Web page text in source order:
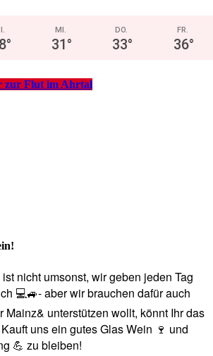
°
MI.
31°
DO.
33°
FR.
36°
zur Flut im Ahrtal
nicht umsonst, wir geben jeden Tag
💻🚙- aber wir brauchen dafür auch
Mainz& unterstützen wollt, könnt Ihr das
uns ein gutes Glas Wein 🍷 und
💪 zu bleiben!